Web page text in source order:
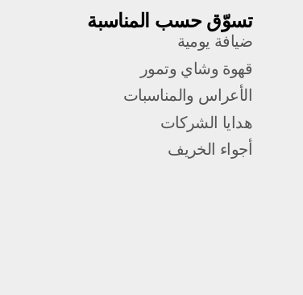
تسوّق حسب المناسبة
ضيافة يومية
قهوة وشاي وتمور
الأعراس والمناسبات
هدايا الشركات
أجواء الخريف